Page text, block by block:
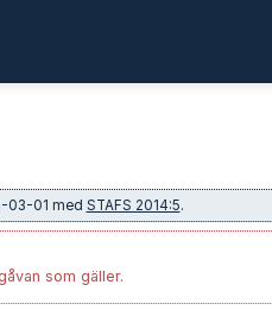
03-01 med STAFS 2014:5.
som gäller.